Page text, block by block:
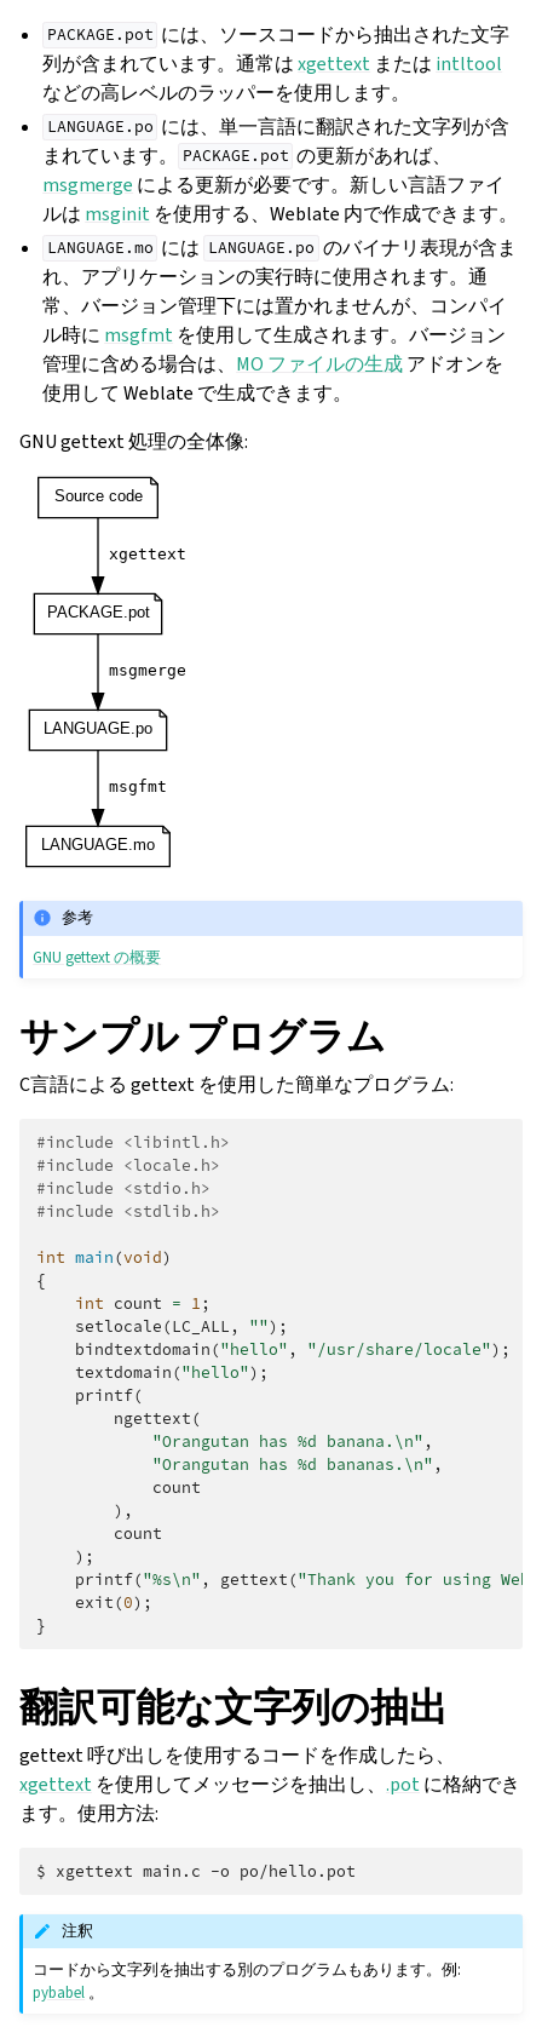
navigation of 導入方法
PACKAGE.pot には、ソースコードから抽出された文字
列が含まれています。通常はxgettext または intltool
などの高レベルのラッパーを使用します。
LANGUAGE.po には、単一言語に翻訳された文字列が含
まれています。
PACKAGE.pot の更新があれば、
msgmerge による更新が必要です。新しい言語ファイ
ルは msginit を使用する、Weblate 内で作成できます。
LANGUAGE.mo には LANGUAGE.po のバイナリ表現が含ま
れ、アプリケーションの実行時に使用されます。通
常、バージョン管理下には置かれませんが、コンパイ
ル時に msgfmt を使用して生成されます。バージョン
管理に含める場合は、 MO ファイルの生成アドオンを
使用して Weblate で生成できます。
GNU gettext 処理の全体像:
参考
GNU gettext の概要
サンプル プログラム
C言語による gettext を使用した簡単なプログラム:
#include <libintl.h>
#include <locale.h>
#include <stdio.h>
#include <stdlib.h>
int main(void)
{
int count = 1 ;
setlocale(LC_ALL , "");
bindtextdomain("hello" , "/usr/share/locale");
textdomain("hello");
printf(
ngettext(
"Orangutan has %d banana. \n" ,
"Orangutan has %d bananas. \n" ,
count
),
count
);
printf("%s\n" , gettext("Thank you for using
exit(0);
}
翻訳可能な文字列の抽出
gettext 呼び出しを使用するコードを作成したら、
xgettext を使用してメッセージを抽出し、 .potに格納でき
ます。使用方法:
$ xgettext main.c -o
注釈
コードから文字列を抽出する別のプログラムもあります。例:
pybabel 。